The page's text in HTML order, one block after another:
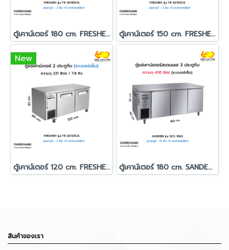
ตู้เคาน์เตอร์ 180 cm. FRESHER รุ่น FR-3D180C6 ตู้เคาน์เตอร์ 150 cm. FRESHER รุ่น FR-2D150C6
New
ตู้เคาน์เตอร์ 120 cm. FRESHER รุ่น FR-2D120C6 ตู้เคาน์เตอร์ 180 cm. SANDEN รุ่น SCC-1863
สินค้าของเรา